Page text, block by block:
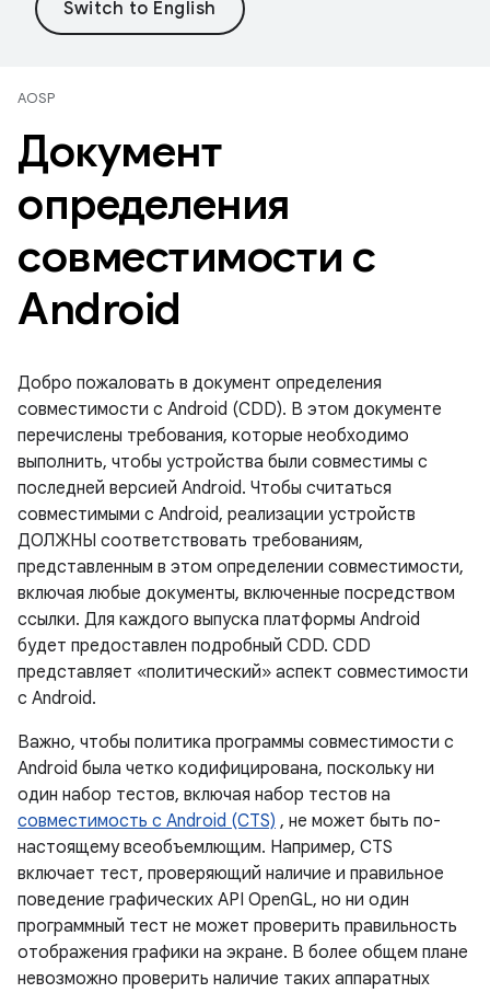
AOSP
Документ
определения
совместимости с
Android
Добро пожаловать в документ определения
совместимости с Android (CDD). В этом документе
перечислены требования, которые необходимо
выполнить, чтобы устройства были совместимы с
последней версией Android. Чтобы считаться
совместимыми с Android, реализации устройств
ДОЛЖНЫ соответствовать требованиям,
представленным в этом определении совместимости,
включая любые документы, включенные посредством
ссылки. Для каждого выпуска платформы Android
будет предоставлен подробный CDD. CDD
представляет «политический» аспект совместимости
с Android.
Важно, чтобы политика программы совместимости с
Android была четко кодифицирована, поскольку ни
один набор тестов, включая набор тестов на
совместимость с Android (CTS) , не может быть по-
настоящему всеобъемлющим. Например, CTS
включает тест, проверяющий наличие и правильное
поведение графических API OpenGL, но ни один
программный тест не может проверить правильность
отображения графики на экране. В более общем плане
невозможно проверить наличие таких аппаратных